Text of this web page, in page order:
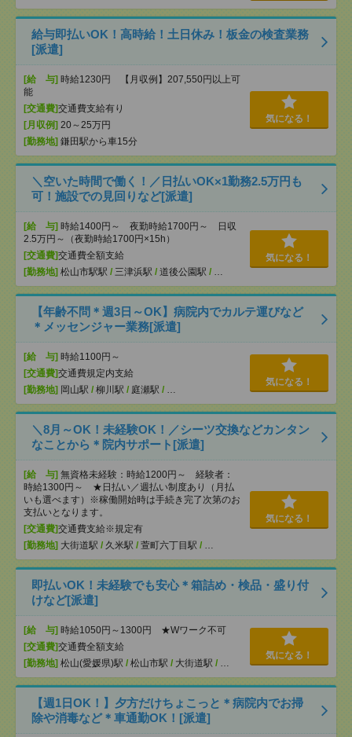
給与即払いOK！高時給！土日休み！板金の検査業務
[派遣]
[給 与] 時給1230円 【月収例】207,550円以上可
能
[交通費]交通費支給有り
[月収例] 20～25万円
[勤務地] 鎌田駅から車15分
気になる！
＼空いた時間で働く！／日払いOK×1勤務2.5万円も
可！施設での見回りなど[派遣]
[給 与] 時給1400円～ 夜勤時給1700円～ 日収
2.5万円～（夜勤時給1700円×15h）
[交通費]交通費全額支給
[勤務地] 松山市駅駅 / 三津浜駅 / 道後公園駅 / …
気になる！
【年齢不問＊週3日～OK】病院内でカルテ運びなど
＊メッセンジャー業務[派遣]
[給 与] 時給1100円～
[交通費]交通費規定内支給
[勤務地] 岡山駅 / 柳川駅 / 庭瀬駅 / …
気になる！
＼8月～OK！未経験OK！／シーツ交換などカンタン
なことから＊院内サポート[派遣]
[給 与] 無資格未経験：時給1200円～ 経験者：
時給1300円～ ★日払い／週払い制度あり（月払
いも選べます）※稼働開始時は手続き完了次第のお
支払いとなります。
[交通費]交通費支給※規定有
[勤務地] 大街道駅 / 久米駅 / 萱町六丁目駅 / …
気になる！
即払いOK！未経験でも安心＊箱詰め・検品・盛り付
けなど[派遣]
[給 与] 時給1050円～1300円 ★Wワーク不可
[交通費]交通費全額支給
[勤務地] 松山(愛媛県)駅 / 松山市駅 / 大街道駅 / …
気になる！
【週1日OK！】夕方だけちょこっと＊病院内でお掃
除や消毒など＊車通勤OK！[派遣]